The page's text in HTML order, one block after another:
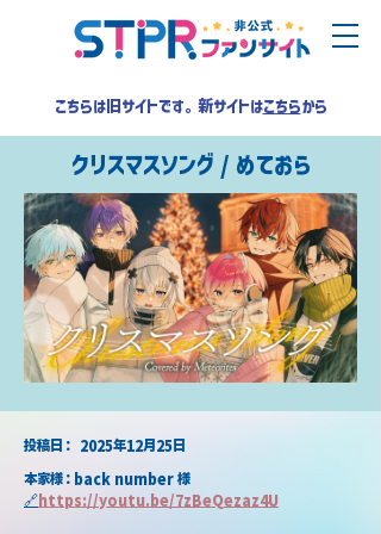
こちらは旧サイトです。新サイトはこちらから
クリスマスソング / めておら
2025年12月25日
​投稿日：
本家様：back number 様
🔗https://youtu.be/7zBeQezaz4U